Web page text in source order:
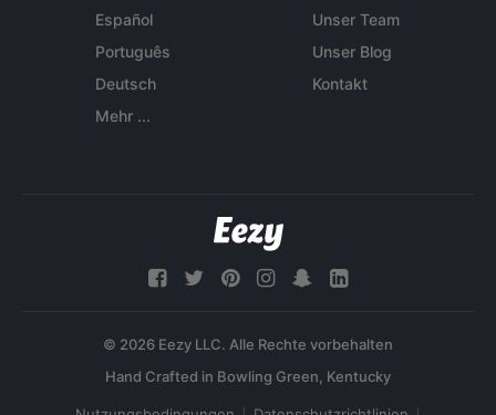
Español
Português
Deutsch
Mehr ...
Unser Team
Unser Blog
Kontakt
© 2026 Eezy LLC. Alle Rechte vorbehalten